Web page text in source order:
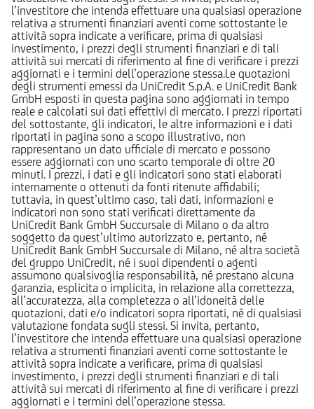
l’investitore che intenda effettuare una qualsiasi operazione
relativa a strumenti finanziari aventi come sottostante le
attività sopra indicate a verificare, prima di qualsiasi
investimento, i prezzi degli strumenti finanziari e di tali
attività sui mercati di riferimento al fine di verificare i prezzi
aggiornati e i termini dell’operazione stessa.Le quotazioni
degli strumenti emessi da UniCredit S.p.A. e UniCredit Bank
GmbH esposti in questa pagina sono aggiornati in tempo
reale e calcolati sui dati effettivi di mercato. I prezzi riportati
del sottostante, gli indicatori, le altre informazioni e i dati
riportati in pagina sono a scopo illustrativo, non
rappresentano un dato ufficiale di mercato e possono
essere aggiornati con uno scarto temporale di oltre 20
minuti. I prezzi, i dati e gli indicatori sono stati elaborati
internamente o ottenuti da fonti ritenute affidabili;
tuttavia, in quest’ultimo caso, tali dati, informazioni e
indicatori non sono stati verificati direttamente da
UniCredit Bank GmbH Succursale di Milano o da altro
soggetto da quest’ultimo autorizzato e, pertanto, né
UniCredit Bank GmbH Succursale di Milano, né altra società
del gruppo UniCredit, né i suoi dipendenti o agenti
assumono qualsivoglia responsabilità, né prestano alcuna
garanzia, esplicita o implicita, in relazione alla correttezza,
all’accuratezza, alla completezza o all’idoneità delle
quotazioni, dati e/o indicatori sopra riportati, né di qualsiasi
valutazione fondata sugli stessi. Si invita, pertanto,
l’investitore che intenda effettuare una qualsiasi operazione
relativa a strumenti finanziari aventi come sottostante le
attività sopra indicate a verificare, prima di qualsiasi
investimento, i prezzi degli strumenti finanziari e di tali
attività sui mercati di riferimento al fine di verificare i prezzi
aggiornati e i termini dell’operazione stessa.